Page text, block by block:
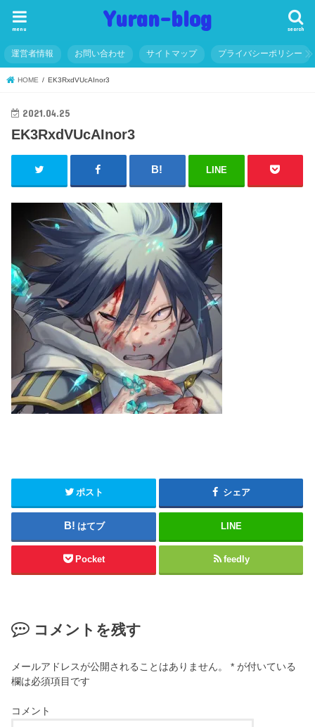
Yuran-blog search
menu
運営者情報 お問い合わせ サイトマップ プライバシーポリシー
HOME EK3RxdVUcAInor3
2021.04.25
EK3RxdVUcAInor3
LINE
ポスト シェア
はてブ LINE
Pocket feedly
コメントを残す
メールアドレスが公開されることはありません。 * が付いている
欄は必須項目です
コメント